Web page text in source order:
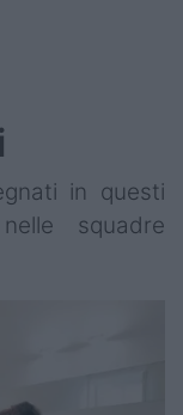
in questi
squadre